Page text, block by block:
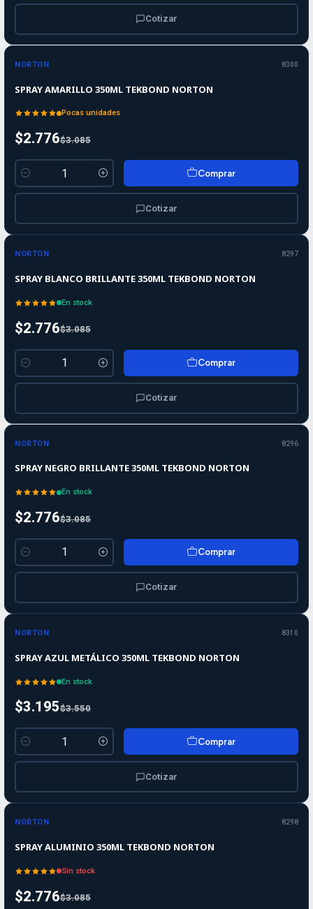
Cotizar
-10%OFF
NORTON 8300
SPRAY AMARILLO 350ML TEKBOND NORTON
Pocas unidades
$2.776$3.085
Cantidad
Comprar
Cotizar
-10%OFF
NORTON 8297
SPRAY BLANCO BRILLANTE 350ML TEKBOND NORTON
En stock
$2.776$3.085
Cantidad
Comprar
Cotizar
-10%OFF
NORTON 8296
SPRAY NEGRO BRILLANTE 350ML TEKBOND NORTON
En stock
$2.776$3.085
Cantidad
Comprar
Cotizar
-10%OFF
NORTON 8310
SPRAY AZUL METÁLICO 350ML TEKBOND NORTON
En stock
$3.195$3.550
Cantidad
Comprar
Cotizar
-10%OFF
NORTON 8298
SPRAY ALUMINIO 350ML TEKBOND NORTON
Sin stock
$2.776$3.085